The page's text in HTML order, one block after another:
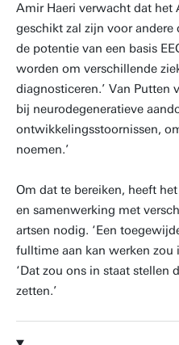
Amir Haeri verwacht dat
geschikt zal zijn voor andere
de potentie van een basis
worden om verschillende
diagnosticeren.’ Van Putten
bij neurodegeneratieve
ontwikkelingsstoornissen,
noemen.’
Om dat te bereiken, heeft
en samenwerking met
artsen nodig. ‘Een
fulltime aan kan werken zou
‘Dat zou ons in staat stellen
zetten.’